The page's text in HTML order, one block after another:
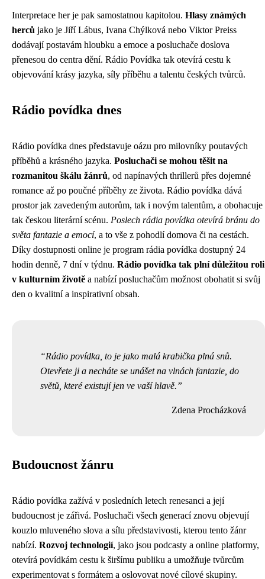
Interpretace her je pak samostatnou kapitolou. Hlasy známých
herců jako je Jiří Lábus, Ivana Chýlková nebo Viktor Preiss
dodávají postavám hloubku a emoce a posluchače doslova
přenesou do centra dění. Rádio Povídka tak otevírá cestu k
objevování krásy jazyka, síly příběhu a talentu českých tvůrců.
Rádio povídka dnes
Rádio povídka dnes představuje oázu pro milovníky poutavých
příběhů a krásného jazyka. Posluchači se mohou těšit na
rozmanitou škálu žánrů, od napínavých thrillerů přes dojemné
romance až po poučné příběhy ze života. Rádio povídka dává
prostor jak zavedeným autorům, tak i novým talentům, a obohacuje
tak českou literární scénu. Poslech rádia povídka otevírá bránu do
světa fantazie a emocí, a to vše z pohodlí domova či na cestách.
Díky dostupnosti online je program rádia povídka dostupný 24
hodin denně, 7 dní v týdnu. Rádio povídka tak plní důležitou roli
v kulturním životě a nabízí posluchačům možnost obohatit si svůj
den o kvalitní a inspirativní obsah.
Rádio povídka, to je jako malá krabička plná snů.
Otevřete ji a necháte se unášet na vlnách fantazie, do
světů, které existují jen ve vaší hlavě.
Zdena Procházková
Budoucnost žánru
Rádio povídka zažívá v posledních letech renesanci a její
budoucnost je zářivá. Posluchači všech generací znovu objevují
kouzlo mluveného slova a sílu představivosti, kterou tento žánr
nabízí. Rozvoj technologií, jako jsou podcasty a online platformy,
otevírá povídkám cestu k širšímu publiku a umožňuje tvůrcům
experimentovat s formátem a oslovovat nové cílové skupiny.